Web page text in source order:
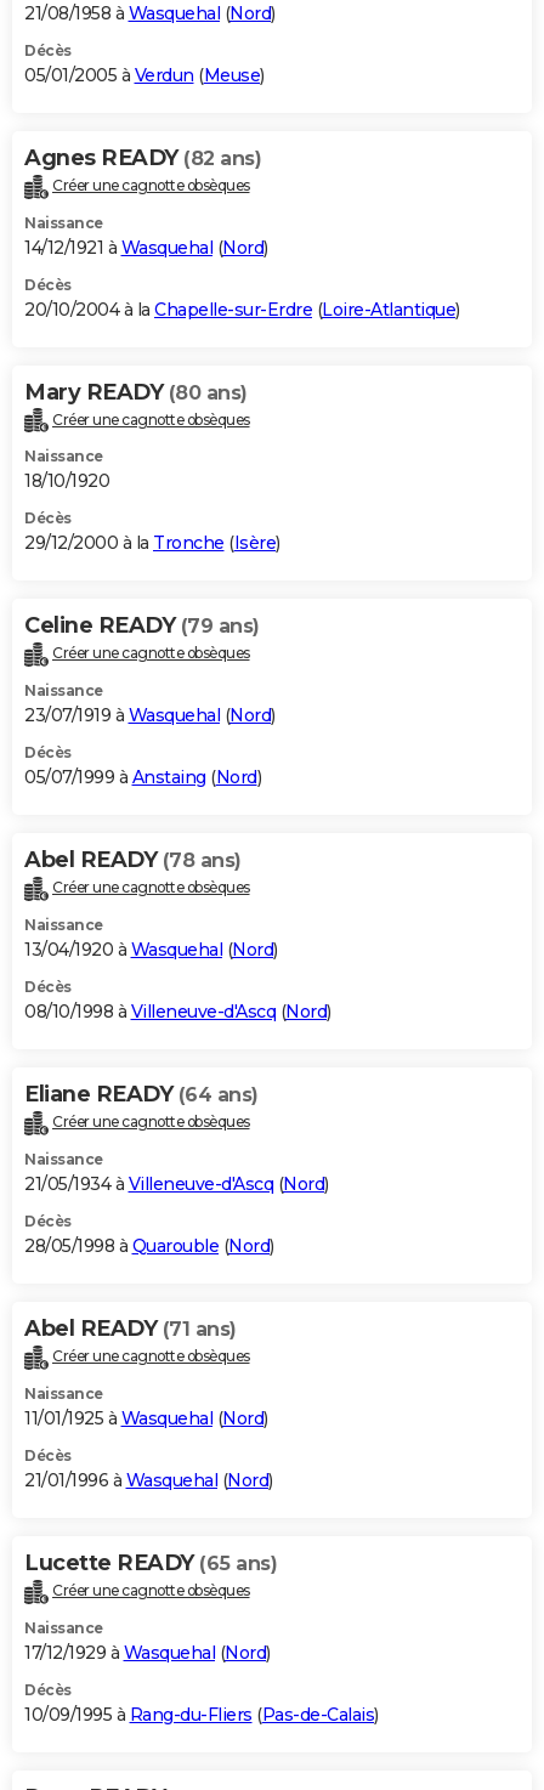
21/08/1958 à Wasquehal (Nord)
Décès
05/01/2005 à Verdun (Meuse)
Agnes READY (82 ans)
Créer une cagnotte obsèques
Naissance
14/12/1921 à Wasquehal (Nord)
Décès
20/10/2004 à la Chapelle-sur-Erdre (Loire-Atlantique)
Mary READY (80 ans)
Créer une cagnotte obsèques
Naissance
18/10/1920
Décès
29/12/2000 à la Tronche (Isère)
Celine READY (79 ans)
Créer une cagnotte obsèques
Naissance
23/07/1919 à Wasquehal (Nord)
Décès
05/07/1999 à Anstaing (Nord)
Abel READY (78 ans)
Créer une cagnotte obsèques
Naissance
13/04/1920 à Wasquehal (Nord)
Décès
08/10/1998 à Villeneuve-d'Ascq (Nord)
Eliane READY (64 ans)
Créer une cagnotte obsèques
Naissance
21/05/1934 à Villeneuve-d'Ascq (Nord)
Décès
28/05/1998 à Quarouble (Nord)
Abel READY (71 ans)
Créer une cagnotte obsèques
Naissance
11/01/1925 à Wasquehal (Nord)
Décès
21/01/1996 à Wasquehal (Nord)
Lucette READY (65 ans)
Créer une cagnotte obsèques
Naissance
17/12/1929 à Wasquehal (Nord)
Décès
10/09/1995 à Rang-du-Fliers (Pas-de-Calais)